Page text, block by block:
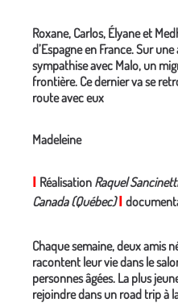
Roxane, Carlos, Élyane et
d’Espagne en France. Sur
sympathise avec Malo, un
frontière. Ce dernier va se
route avec eux
Madeleine
Réalisation Raquel Sancinetti
Canada (Québec)
Chaque semaine, deux amis
racontent leur vie dans le
personnes âgées. La plus
rejoindre dans un road trip à